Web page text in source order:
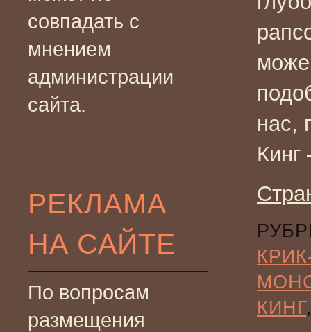
совпадать с
мнением
администрации
сайта.
РЕКЛАМА
НА САЙТЕ
По вопросам
размещения
нас,
КИНГ